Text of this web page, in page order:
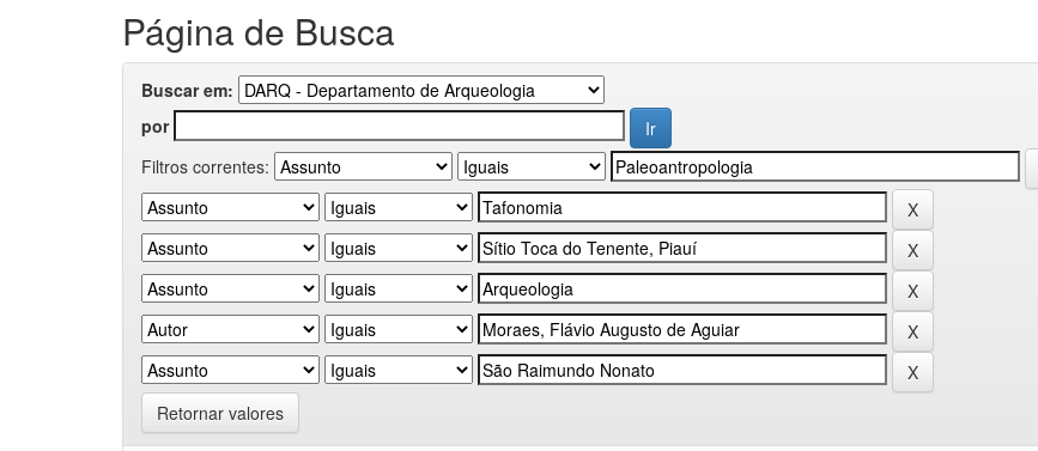
Página de Busca
Buscar em:
por
Filtros correntes:
Retornar valores